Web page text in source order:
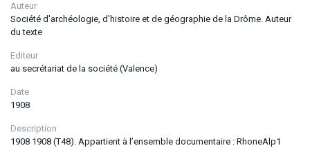
Auteur
Société d'archéologie, d'histoire et de géographie de la Drôme. Auteur
du texte
Editeur
au secrétariat de la société (Valence)
Date
1908
Description
1908 1908 (T48). Appartient à l’ensemble documentaire : RhoneAlp1